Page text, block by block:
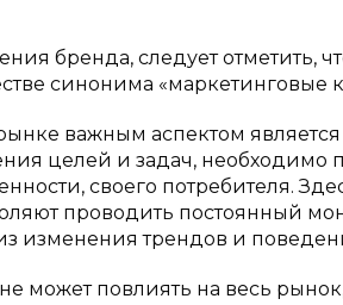
бренда, следует отметить,
синонима «маркетинговые
важным аспектом
целей и задач, необходимо
своего потребителя.
проводить постоянный
изменения трендов и
может повлиять на весь